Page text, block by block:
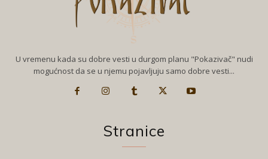
U vremenu kada su dobre vesti u durgom planu "Pokazivač" nudi
mogućnost da se u njemu pojavljuju samo dobre vesti...
Stranice